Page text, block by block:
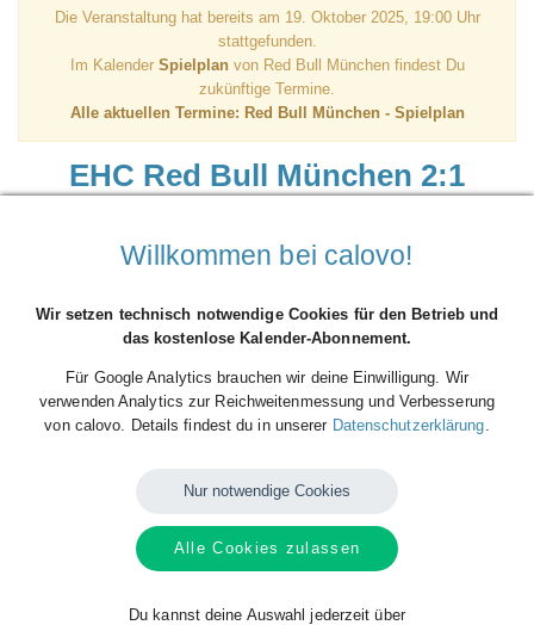
Die Veranstaltung hat bereits am 19. Oktober 2025, 19:00 Uhr
stattgefunden.
Im Kalender Spielplanvon Red Bull München findest Du
zukünftige Termine.
Alle aktuellen Termine: Red Bull München - Spielplan
EHC Red Bull München 2:1
Hauptrunde | 12. Spieltag
Sonntag, 19.10.2025, 19:00 Uhr ·
SAP Garden,
Toni-Merkens-Weg 4, 80809 München
Beginn der Veranstaltung
19
Okt
2025
So.
19:00
19
Okt
So.
Willkommen bei calovo!
Wir setzen technisch notwendige Cookies für den Betrieb und
das kostenlose Kalender-Abonnement.
Für Google Analytics brauchen wir deine Einwilligung. Wir
verwenden Analytics zur Reichweitenmessung und Verbesserung
von calovo. Details findest du in unserer Datenschutzerklärung.
Nur notwendige Cookies
Alle Cookies zulassen
Du kannst deine Auswahl jederzeit über